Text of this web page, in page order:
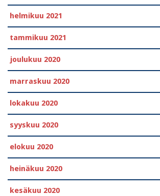
helmikuu 2021
tammikuu 2021
joulukuu 2020
marraskuu 2020
lokakuu 2020
syyskuu 2020
elokuu 2020
heinäkuu 2020
kesäkuu 2020